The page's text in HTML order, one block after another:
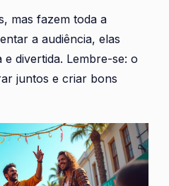
mas fazem toda a
a audiência, elas
divertida. Lembre-se: o
juntos e criar bons